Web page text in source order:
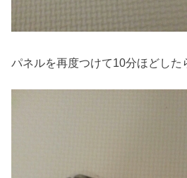
パネルを再度つけて10分ほどし